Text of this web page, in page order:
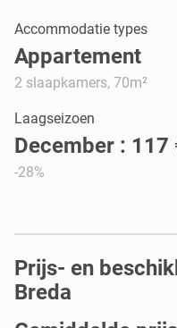
Accommodatie types
Appartement
2 slaapkamers, 70m²
Laagseizoen
December : 117
-28%
Prijs- en
Breda